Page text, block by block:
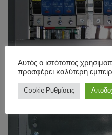
Φωτοβολταϊκών
ΦΩΤΟΒΟΛΤΑΪΚΑ
Αυτός ο ιστότοπος
προσφέρει καλύτερη
Cookie Ρυθμίσεις